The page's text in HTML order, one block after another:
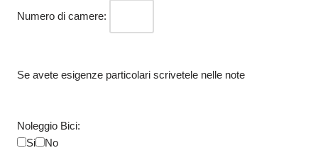
Numero di camere:
Se avete esigenze particolari scrivetele nelle note
Noleggio Bici:
Si
No